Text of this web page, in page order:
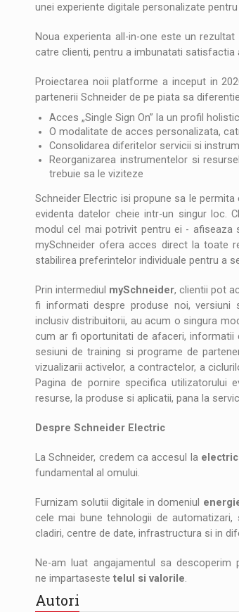
unei experiente digitale personalizate
Noua experienta all-in-one este un
catre clienti, pentru a imbunatati
Proiectarea noii platforme a inceput in
partenerii Schneider de pe piata sa
Acces „Single Sign On” la un profil
O modalitate de acces personalizata,
Consolidarea diferitelor servicii si
Reorganizarea instrumentelor si
trebuie sa le viziteze
Schneider Electric isi propune sa le
evidenta datelor cheie intr-un singur loc.
modul cel mai potrivit pentru ei - afiseaza
mySchneider ofera acces direct la toate
stabilirea preferintelor individuale pentru a
Prin intermediul mySchneider, clientii pot
fi informati despre produse noi, versiuni
inclusiv distribuitorii, au acum o singura
cum ar fi oportunitati de afaceri, informatii
sesiuni de training si programe de
vizualizarii activelor, a contractelor, a
Pagina de pornire specifica utilizatorului
resurse, la produse si aplicatii, pana la
Despre Schneider Electric
La Schneider, credem ca accesul la
fundamental al omului.
Furnizam solutii digitale in domeniul
cele mai bune tehnologii de
cladiri, centre de date, infrastructura si in
Ne-am luat angajamentul sa descoperim
ne impartaseste telul si valorile.
Autori